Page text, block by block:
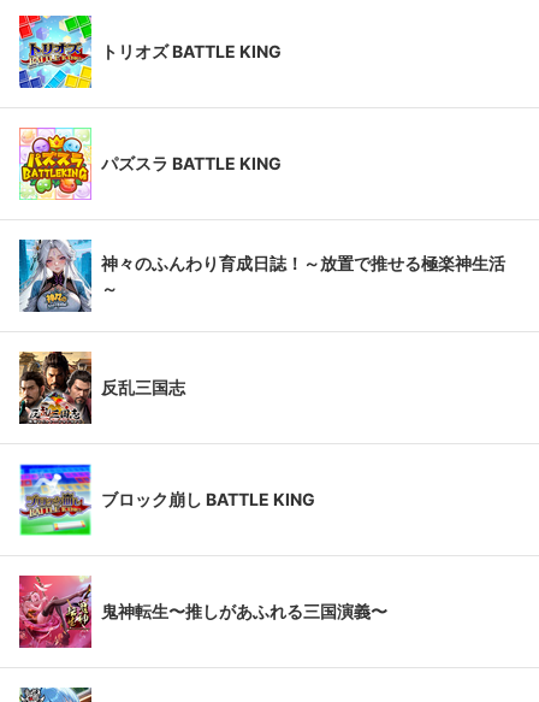
トリオズ BATTLE KING
パズスラ BATTLE KING
神々のふんわり育成日誌！～放置で推せる極楽神生活
～
反乱三国志
ブロック崩し BATTLE KING
鬼神転生〜推しがあふれる三国演義〜